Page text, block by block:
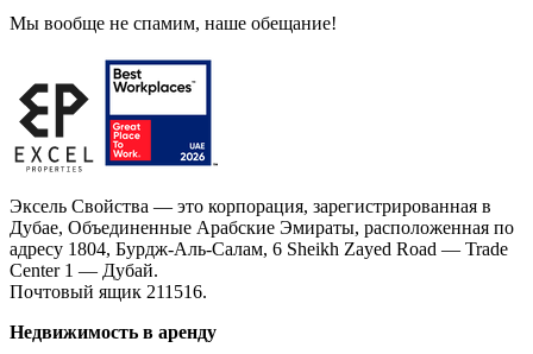
Мы вообще не спамим, наше обещание!
Эксель Свойства — это корпорация, зарегистрированная в
Дубае, Объединенные Арабские Эмираты, расположенная по
адресу 1804, Бурдж-Аль-Салам, 6 Sheikh Zayed Road — Trade
Center 1 — Дубай.
Почтовый ящик 211516.
Недвижимость в аренду